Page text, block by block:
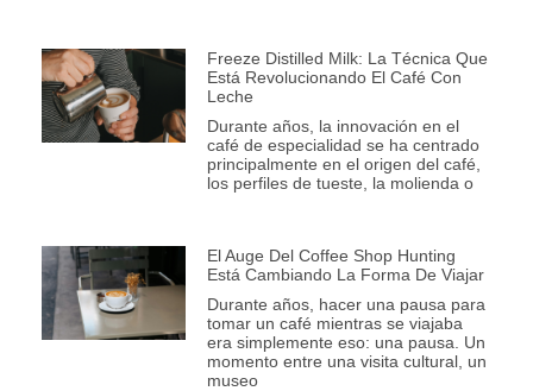
Freeze Distilled Milk: La Técnica Que
Está Revolucionando El Café Con
Leche
Durante años, la innovación en el
café de especialidad se ha centrado
principalmente en el origen del café,
los perfiles de tueste, la molienda o
El Auge Del Coffee Shop Hunting
Está Cambiando La Forma De Viajar
Durante años, hacer una pausa para
tomar un café mientras se viajaba
era simplemente eso: una pausa. Un
momento entre una visita cultural, un
museo